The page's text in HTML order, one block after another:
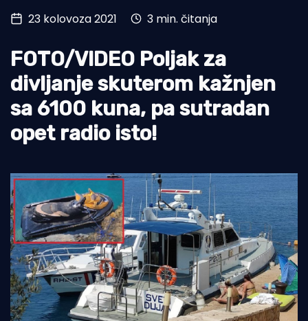
Pomorstvo
Ekologija
Tradicija i kultura
23 kolovoza 2021 3 min. čitanja
FOTO/VIDEO Poljak za
divljanje skuterom kažnjen
sa 6100 kuna, pa sutradan
opet radio isto!